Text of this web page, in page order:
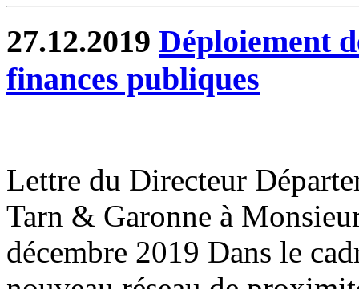
27.12.2019 Déploiement
finances publiques
Lettre du Directeur
Tarn & Garonne à
décembre 2019 Dans le